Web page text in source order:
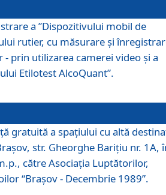
a ”Dispozitivului mobil de
rutier, cu măsurare și
prin utilizarea camerei video și a
Etilotest AlcoQuant”.
gratuită a spaţiului cu altă
str. Gheorghe Bariţiu nr. 1A,
către Asociaţia Luptătorilor,
“Braşov - Decembrie 1989”.